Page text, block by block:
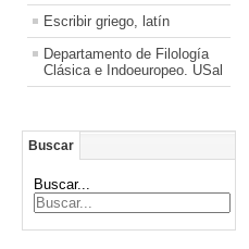
Escribir griego, latín
Departamento de Filología
Clásica e Indoeuropeo. USal
Buscar
Buscar...